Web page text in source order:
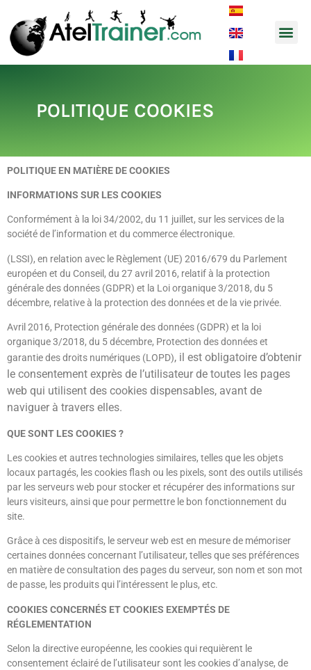
POLITIQUE COOKIES
POLITIQUE EN MATIÈRE DE COOKIES
INFORMATIONS SUR LES COOKIES
Conformément à la loi 34/2002, du 11 juillet, sur les services de la
société de l’information et du commerce électronique.
(LSSI), en relation avec le Règlement (UE) 2016/679 du Parlement
européen et du Conseil, du 27 avril 2016, relatif à la protection
générale des données (GDPR) et la Loi organique 3/2018, du 5
décembre, relative à la protection des données et de la vie privée.
Avril 2016, Protection générale des données (GDPR) et la loi
organique 3/2018, du 5 décembre, Protection des données et
garantie des droits numériques (LOPD), il est obligatoire d’obtenir
le consentement exprès de l’utilisateur de toutes les pages
web qui utilisent des cookies dispensables, avant de
naviguer à travers elles.
QUE SONT LES COOKIES ?
Les cookies et autres technologies similaires, telles que les objets
locaux partagés, les cookies flash ou les pixels, sont des outils utilisés
par les serveurs web pour stocker et récupérer des informations sur
leurs visiteurs, ainsi que pour permettre le bon fonctionnement du
site.
Grâce à ces dispositifs, le serveur web est en mesure de mémoriser
certaines données concernant l’utilisateur, telles que ses préférences
en matière de consultation des pages du serveur, son nom et son mot
de passe, les produits qui l’intéressent le plus, etc.
COOKIES CONCERNÉS ET COOKIES EXEMPTÉS DE
RÉGLEMENTATION
Selon la directive européenne, les cookies qui requièrent le
consentement éclairé de l’utilisateur sont les cookies d’analyse, de